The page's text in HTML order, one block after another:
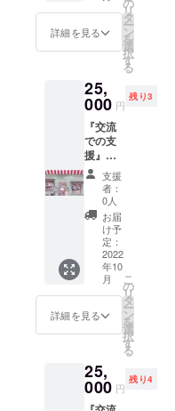
さい。
一緒に
オープ
う！ ＊
くるみ
店長直
筆のお
手紙も
セット
です。
＊洋服
等、少
数限定
の作品
は除外
させて
いただ
きま
す。 ＊
送料
す。
るみ店
長と一
緒にハ
ンドメ
時間を
過ごし
ません
か。 作
家さま
や手作
りが好
きな方
におす
すめで
す。 一
緒にち
くちく
もくも
くしま
しょ
う。 日
の定休
日
（月・
詳細を見る
リ
タ
ー
ン
を
選
択
す
る
25,
000 円
残り3
『交流
での支
援』く
るみ店
長と吉
祥寺の
雑貨店
をめぐ
る会チ
ケット
（10/16
10:00～
18:00）
くるも
り雑貨
店の
の一つ
である
吉祥寺
支援
者：
0人
お届
け予
定：
2022
年10
月
詳細を見る
こ
の
リ
タ
ー
ン
を
選
択
す
る
25,
000 円
残り4